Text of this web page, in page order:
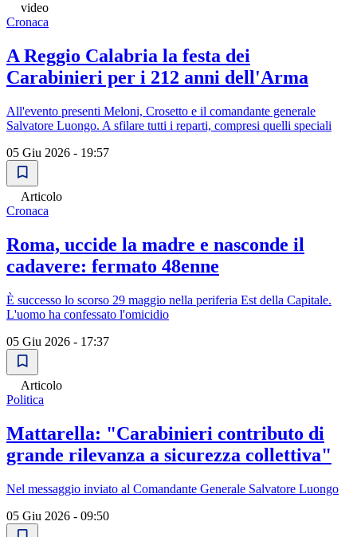
video
Cronaca
A Reggio Calabria la festa dei
Carabinieri per i 212 anni dell'Arma
All'evento presenti Meloni, Crosetto e il comandante generale
Salvatore Luongo. A sfilare tutti i reparti, compresi quelli speciali
05 Giu 2026 - 19:57
Articolo
Cronaca
Roma, uccide la madre e nasconde il
cadavere: fermato 48enne
È successo lo scorso 29 maggio nella periferia Est della Capitale.
L'uomo ha confessato l'omicidio
05 Giu 2026 - 17:37
Articolo
Politica
Mattarella: "Carabinieri contributo di
grande rilevanza a sicurezza collettiva"
Nel messaggio inviato al Comandante Generale Salvatore Luongo
05 Giu 2026 - 09:50